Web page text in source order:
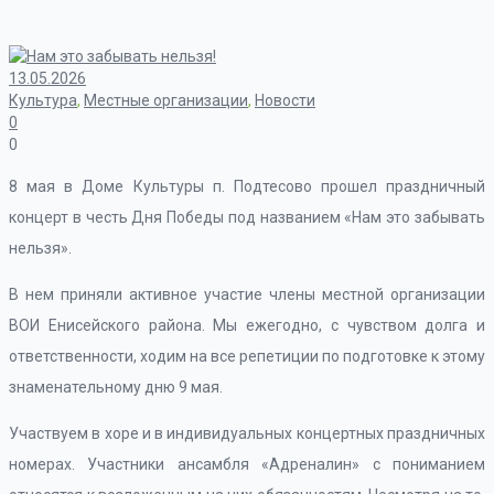
13.05.2026
Культура, Местные организации, Новости
0
0
8 мая в Доме Культуры п. Подтесово прошел праздничный
концерт в честь Дня Победы под названием «Нам это забывать
нельзя».
В нем приняли активное участие члены местной организации
ВОИ Енисейского района. Мы ежегодно, с чувством долга и
ответственности, ходим на все репетиции по подготовке к этому
знаменательному дню 9 мая.
Участвуем в хоре и в индивидуальных концертных праздничных
номерах. Участники ансамбля «Адреналин» с пониманием